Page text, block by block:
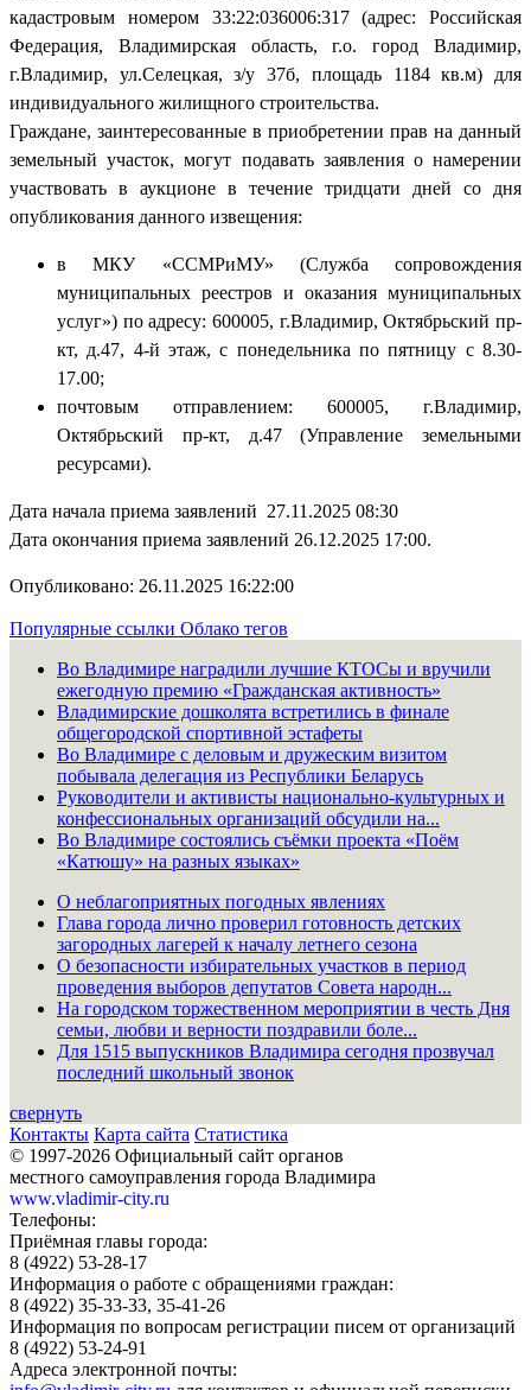
кадастровым номером 33:22:036006:317 (адрес: Российская
Федерация, Владимирская область, г.о. город Владимир,
г.Владимир, ул.Селецкая, з/у 37б, площадь 1184 кв.м) для
индивидуального жилищного строительства.
Граждане, заинтересованные в приобретении прав на данный
земельный участок, могут подавать заявления о намерении
участвовать в аукционе в течение тридцати дней со дня
опубликования данного извещения:
в МКУ «ССМРиМУ» (Служба сопровождения
муниципальных реестров и оказания муниципальных
услуг») по адресу: 600005, г.Владимир, Октябрьский пр-
кт, д.47, 4-й этаж, с понедельника по пятницу с 8.30-
17.00;
почтовым отправлением: 600005, г.Владимир,
Октябрьский пр-кт, д.47 (Управление земельными
ресурсами).
Дата начала приема заявлений 27.11.2025 08:30
Дата окончания приема заявлений 26.12.2025 17:00.
Опубликовано: 26.11.2025 16:22:00
Популярные ссылки Облако тегов
Во Владимире наградили лучшие КТОСы и вручили
ежегодную премию «Гражданская активность»
Владимирские дошколята встретились в финале
общегородской спортивной эстафеты
Во Владимире с деловым и дружеским визитом
побывала делегация из Республики Беларусь
Руководители и активисты национально-культурных и
конфессиональных организаций обсудили на...
Во Владимире состоялись съёмки проекта «Поём
«Катюшу» на разных языках»
О неблагоприятных погодных явлениях
Глава города лично проверил готовность детских
загородных лагерей к началу летнего сезона
О безопасности избирательных участков в период
проведения выборов депутатов Совета народн...
На городском торжественном мероприятии в честь Дня
семьи, любви и верности поздравили боле...
Для 1515 выпускников Владимира сегодня прозвучал
последний школьный звонок
свернуть
Контакты Карта сайта Статистика
© 1997-2026 Официальный сайт органов
местного самоуправления города Владимира
www.vladimir-city.ru
Телефоны:
Приёмная главы города:
8 (4922) 53-28-17
Информация о работе с обращениями граждан:
8 (4922) 35-33-33, 35-41-26
Информация по вопросам регистрации писем от организаций
8 (4922) 53-24-91
Адреса электронной почты: